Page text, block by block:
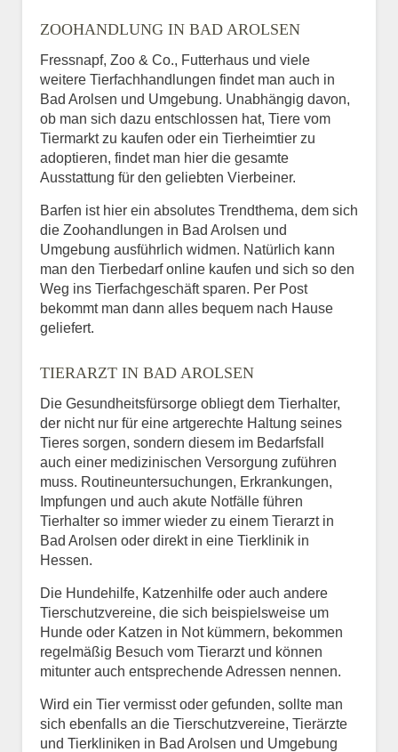
ZOOHANDLUNG IN BAD AROLSEN
Fressnapf, Zoo & Co., Futterhaus und viele
weitere Tierfachhandlungen findet man auch in
Bad Arolsen und Umgebung. Unabhängig davon,
ob man sich dazu entschlossen hat, Tiere vom
Tiermarkt zu kaufen oder ein Tierheimtier zu
adoptieren, findet man hier die gesamte
Ausstattung für den geliebten Vierbeiner.
Barfen ist hier ein absolutes Trendthema, dem sich
die Zoohandlungen in Bad Arolsen und
Umgebung ausführlich widmen. Natürlich kann
man den Tierbedarf online kaufen und sich so den
Weg ins Tierfachgeschäft sparen. Per Post
bekommt man dann alles bequem nach Hause
geliefert.
TIERARZT IN BAD AROLSEN
Die Gesundheitsfürsorge obliegt dem Tierhalter,
der nicht nur für eine artgerechte Haltung seines
Tieres sorgen, sondern diesem im Bedarfsfall
auch einer medizinischen Versorgung zuführen
muss. Routineuntersuchungen, Erkrankungen,
Impfungen und auch akute Notfälle führen
Tierhalter so immer wieder zu einem Tierarzt in
Bad Arolsen oder direkt in eine Tierklinik in
Hessen.
Die Hundehilfe, Katzenhilfe oder auch andere
Tierschutzvereine, die sich beispielsweise um
Hunde oder Katzen in Not kümmern, bekommen
regelmäßig Besuch vom Tierarzt und können
mitunter auch entsprechende Adressen nennen.
Wird ein Tier vermisst oder gefunden, sollte man
sich ebenfalls an die Tierschutzvereine, Tierärzte
und Tierkliniken in Bad Arolsen und Umgebung